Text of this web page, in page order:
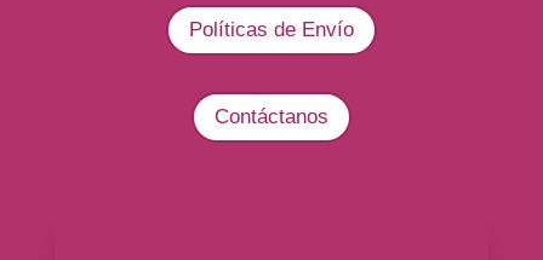
Políticas de Envío
Contáctanos